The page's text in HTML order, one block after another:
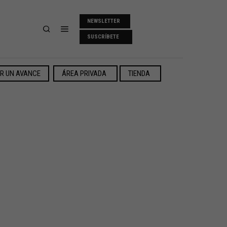
NEWSLETTER
SUSCRÍBETE
UN AVANCE ÁREA PRIVADA TIENDA